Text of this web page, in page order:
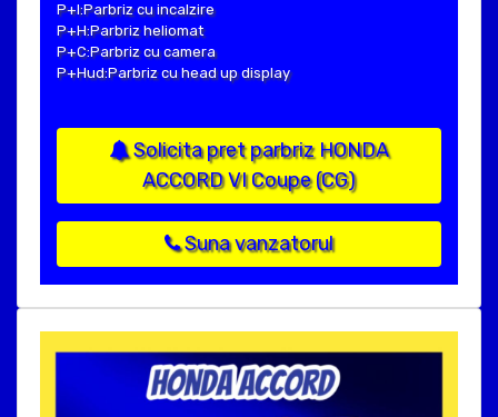
P+I:Parbriz cu incalzire
P+H:Parbriz heliomat
P+C:Parbriz cu camera
P+Hud:Parbriz cu head up display
Solicita pret parbriz HONDA
ACCORD VI Coupe (CG)
Suna vanzatorul